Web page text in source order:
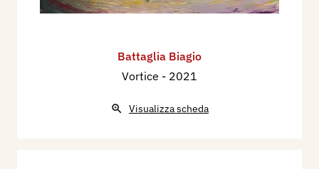
Battaglia Biagio
Vortice - 2021
Visualizza scheda